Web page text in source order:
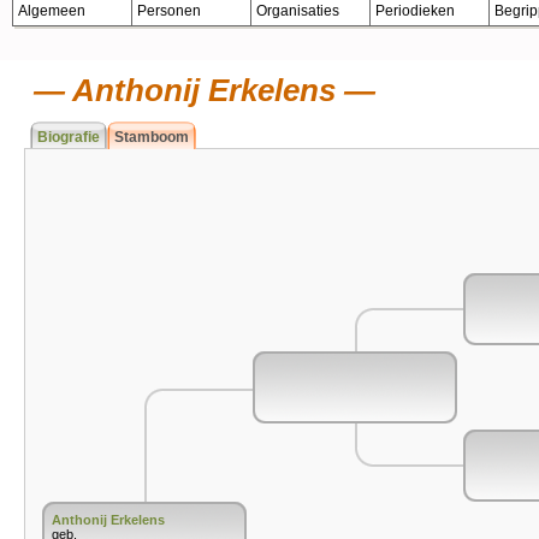
Algemeen Personen Organisaties Periodieken
Anthonij Erkelens
Biografie Stamboom
Anthonij Erkelens
geb.